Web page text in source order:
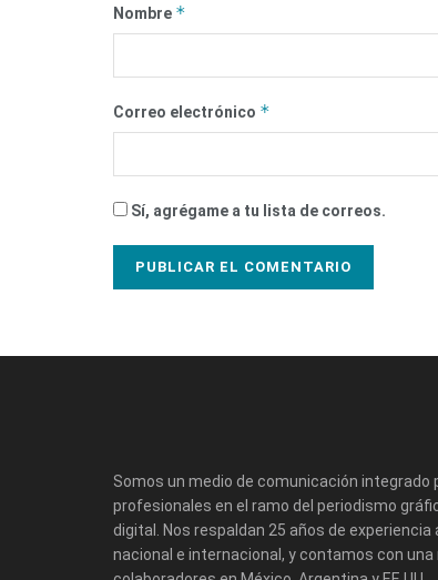
Nombre *
Correo electrónico *
Sí, agrégame a tu lista de correos.
Somos un medio de comunicación integrado
profesionales en el ramo del periodismo
digital. Nos respaldan 25 años de experiencia
nacional e internacional, y contamos con una